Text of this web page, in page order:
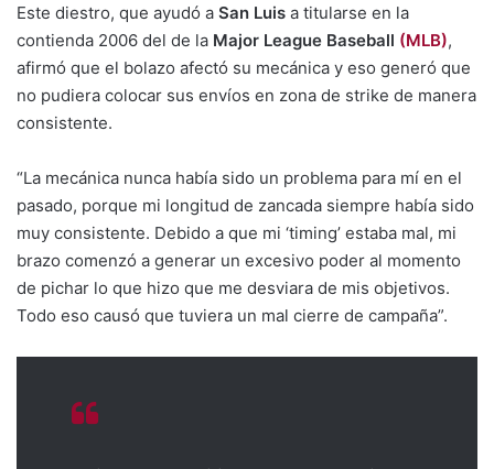
Este diestro, que ayudó a San Luis a titularse en la
contienda 2006 del de la Major League Baseball (MLB),
afirmó que el bolazo afectó su mecánica y eso generó que
no pudiera colocar sus envíos en zona de strike de manera
consistente.
“La mecánica nunca había sido un problema para mí en el
pasado, porque mi longitud de zancada siempre había sido
muy consistente. Debido a que mi ‘timing’ estaba mal, mi
brazo comenzó a generar un excesivo poder al momento
de pichar lo que hizo que me desviara de mis objetivos.
Todo eso causó que tuviera un mal cierre de campaña”.